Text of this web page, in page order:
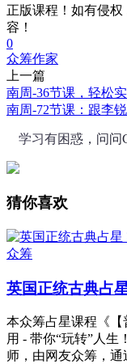
正版课程！如有侵
容！
0
众筹作家
上一篇
南周-36节课，轻松
南周-72节课：跟李
学习有困惑，问问
猜你喜欢
众筹
英国正统古典占
本众筹占星课程《【
用 - 带你“玩转”人生
师，由网友众筹，